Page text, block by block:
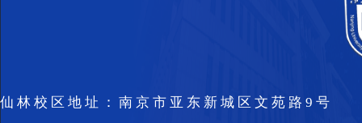
仙林校区地址：南京市亚东新城区文苑路9号